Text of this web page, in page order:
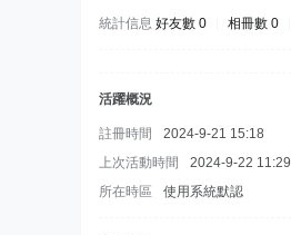
統計信息 好友數 0 相冊數 0
活躍概況
註冊時間 2024-9-21 15:18
上次活動時間
2024-9-22 11:29
所在時區
使用系統默認